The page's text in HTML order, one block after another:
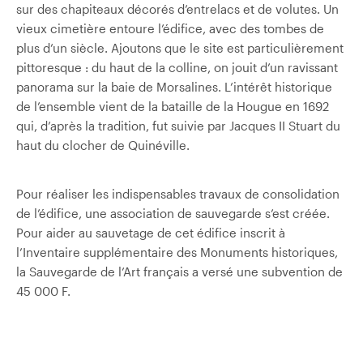
sur des chapiteaux décorés d’entrelacs et de volutes. Un
vieux cimetière entoure l’édifice, avec des tombes de
plus d’un siècle. Ajoutons que le site est particulièrement
pittoresque : du haut de la colline, on jouit d’un ravissant
panorama sur la baie de Morsalines. L’intérêt historique
de l’ensemble vient de la bataille de la Hougue en 1692
qui, d’après la tradition, fut suivie par Jacques II Stuart du
haut du clocher de Quinéville.
Pour réaliser les indispensables travaux de consolidation
de l’édifice, une association de sauvegarde s’est créée.
Pour aider au sauvetage de cet édifice inscrit à
l’Inventaire supplémentaire des Monuments historiques,
la Sauvegarde de l’Art français a versé une subvention de
45 000 F.